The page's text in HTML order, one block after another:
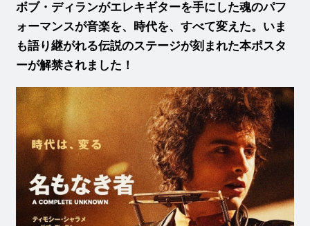
ボブ・ディランがエレキギターを手にした魂のパフ
ォーマンスが音楽を、時代を、すべて変えた。いま
も語り継がれる伝説のステージが刻まれた本ポスタ
ーが解禁されました！